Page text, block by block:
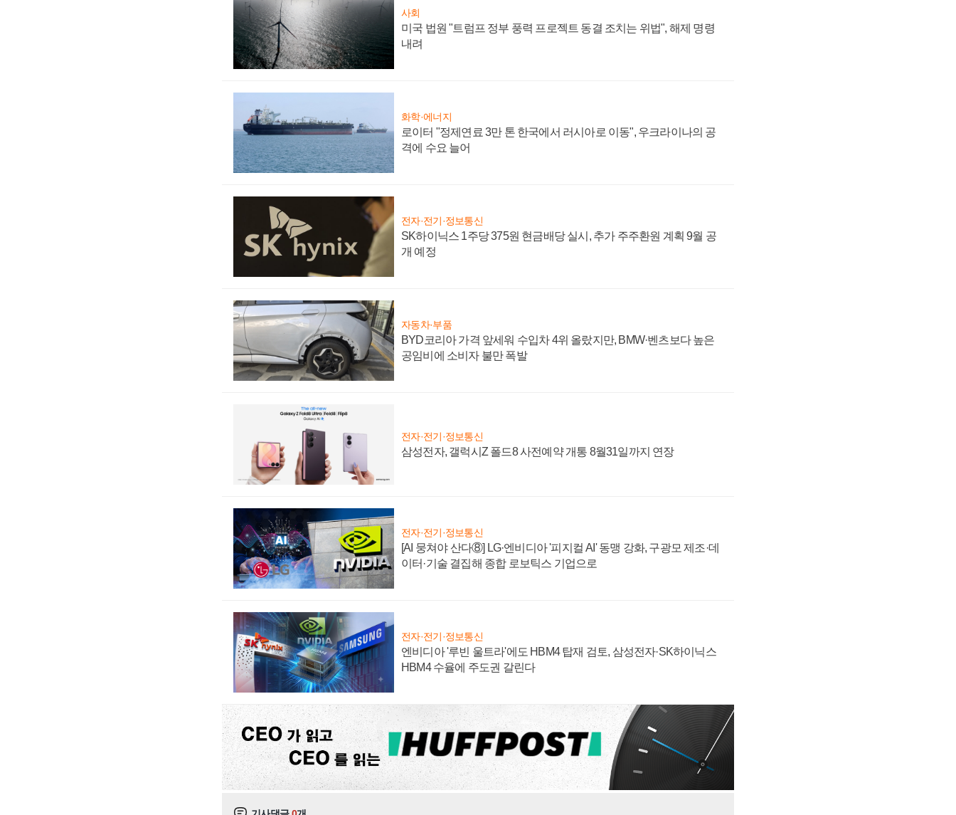
사회
미국 법원 "트럼프 정부 풍력 프로젝트 동결 조치는 위법", 해제 명령
내려
화학·에너지
로이터 "정제연료 3만 톤 한국에서 러시아로 이동", 우크라이나의 공
격에 수요 늘어
전자·전기·정보통신
SK하이닉스 1주당 375원 현금배당 실시, 추가 주주환원 계획 9월 공
개 예정
자동차·부품
BYD코리아 가격 앞세워 수입차 4위 올랐지만, BMW·벤츠보다 높은
공임비에 소비자 불만 폭발
전자·전기·정보통신
삼성전자, 갤럭시Z 폴드8 사전예약 개통 8월31일까지 연장
전자·전기·정보통신
[AI 뭉쳐야 산다⑧] LG·엔비디아 '피지컬 AI' 동맹 강화, 구광모 제조·데
이터·기술 결집해 종합 로보틱스 기업으로
전자·전기·정보통신
엔비디아 '루빈 울트라'에도 HBM4 탑재 검토, 삼성전자·SK하이닉스
HBM4 수율에 주도권 갈린다